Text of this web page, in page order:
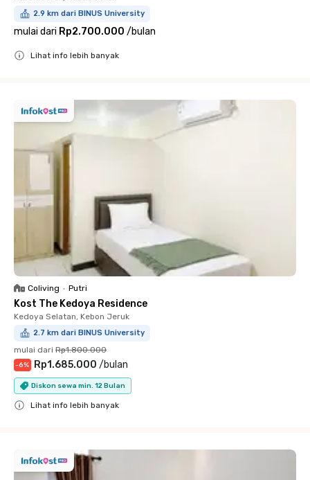
2.9 km dari BINUS University
mulai dari Rp2.700.000 /bulan
Lihat info lebih banyak
Coliving • Putri
Kost The Kedoya Residence
Kedoya Selatan, Kebon Jeruk
2.7 km dari BINUS University
mulai dari Rp1.800.000
-6% Rp1.685.000 /bulan
Diskon sewa min. 12 Bulan
Lihat info lebih banyak